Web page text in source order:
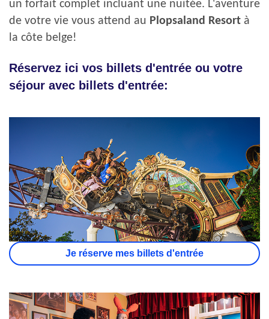
un forfait complet incluant une nuitée. L'aventure
de votre vie vous attend au Plopsaland Resort à
la côte belge!
Réservez ici vos billets d'entrée ou votre
séjour avec billets d'entrée:
Je réserve mes billets d'entrée